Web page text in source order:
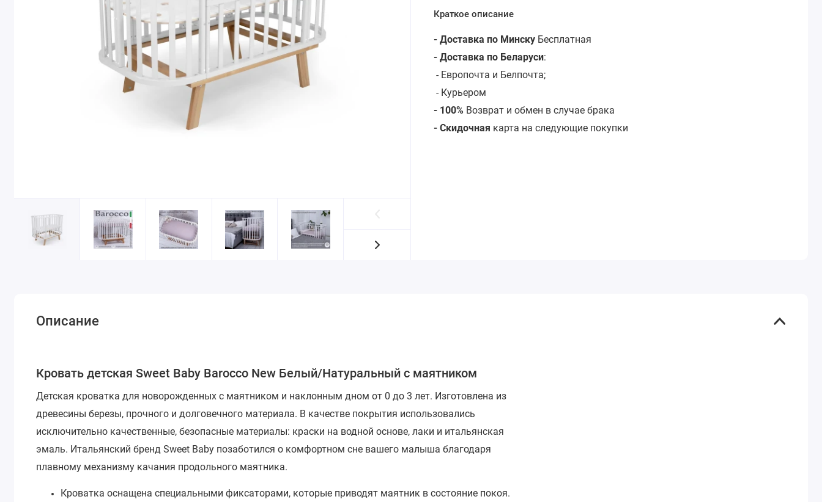
Краткое описание
- Доставка по МинскуБесплатная
- Доставка по Беларуси:
- Европочта и Белпочта;
- Курьером
- 100% Возврат и обмен в случае брака
- Скидочная карта на следующие покупки
Описание
Кровать детская Sweet Baby Barocco New Белый/Натуральный с маятником
Детская кроватка для новорожденных с маятником и наклонным дном от 0 до 3 лет. Изготовлена из
древесины березы, прочного и долговечного материала. В качестве покрытия использовались
исключительно качественные, безопасные материалы: краски на водной основе, лаки и итальянская
эмаль. Итальянский бренд Sweet Baby позаботился о комфортном сне вашего малыша благодаря
плавному механизму качания продольного маятника.
Кроватка оснащена специальными фиксаторами, которые приводят маятник в состояние покоя.